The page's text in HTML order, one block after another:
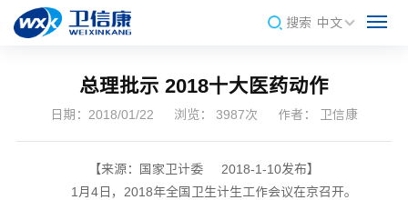
搜索 中文
总理批示 2018十大医药动作
日期：2018/01/22 浏览： 3987次 作者： 卫信康
【来源：国家卫计委 2018-1-10发布】
1月4日，2018年全国卫生计生工作会议在京召开。